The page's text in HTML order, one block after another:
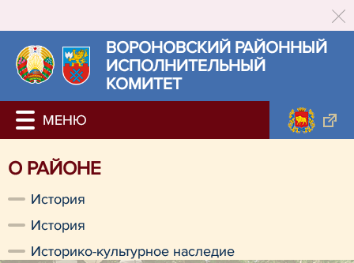
ВОРОНОВСКИЙ РАЙОННЫЙ
ИСПОЛНИТЕЛЬНЫЙ
КОМИТЕТ
О РАЙОНЕ
История
История
Историко-культурное наследие